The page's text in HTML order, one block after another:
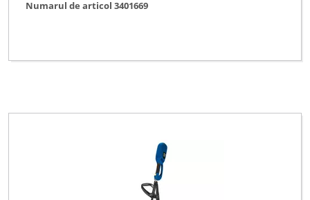
Numarul de articol 3401669